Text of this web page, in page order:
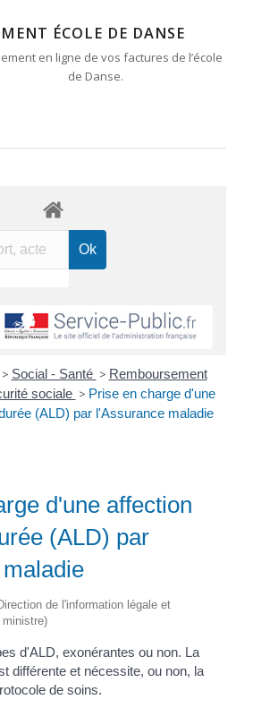
ÉCOLE DE DANSE
en ligne de vos factures de l’école
de Danse.
> Social - Santé > Remboursement
sociale > Prise en charge d'une
(ALD) par l'Assurance maladie
d'une affection
(ALD) par
de l'information légale et
d'ALD, exonérantes ou non. La
différente et nécessite, ou non, la
de soins.